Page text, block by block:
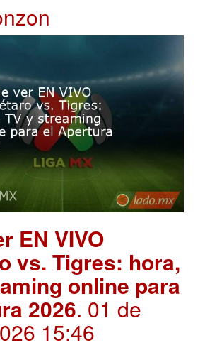
EN VIVO
vs. Tigres: hora,
online para
2026. 01 de
15:46